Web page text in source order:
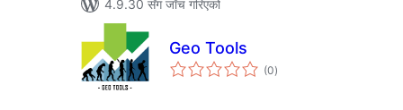
4.9.30 सँग जाँच गरिएको
Geo Tools
(0कुल
रेटिङ्गहरू
)